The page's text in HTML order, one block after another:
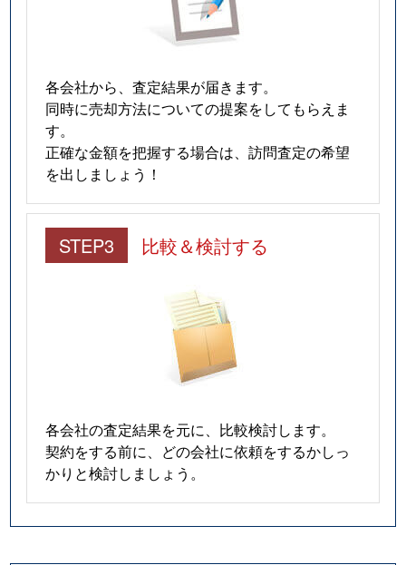
各会社から、査定結果が届きます。
同時に売却方法についての提案をしてもらえま
す。
正確な金額を把握する場合は、訪問査定の希望
を出しましょう！
STEP3 比較＆検討する
各会社の査定結果を元に、比較検討します。
契約をする前に、どの会社に依頼をするかしっ
かりと検討しましょう。